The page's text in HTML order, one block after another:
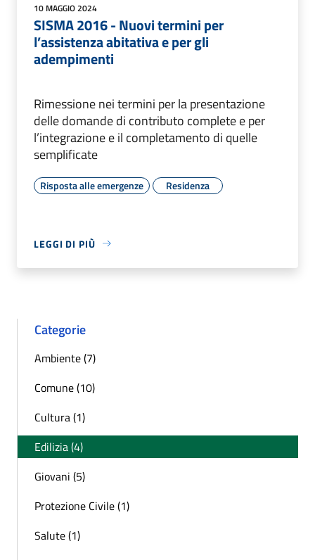
10 MAGGIO 2024
SISMA 2016 - Nuovi termini per
l’assistenza abitativa e per gli
adempimenti
Rimessione nei termini per la presentazione
delle domande di contributo complete e per
l’integrazione e il completamento di quelle
semplificate
Risposta alle emergenze Residenza
LEGGI DI PIÙ
Categorie
Ambiente (7)
Comune (10)
Cultura (1)
Edilizia (4)
Giovani (5)
Protezione Civile (1)
Salute (1)